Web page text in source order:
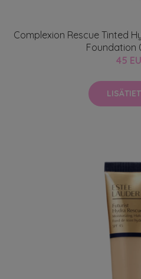
Complexion Rescue Tinted
Foundation
45